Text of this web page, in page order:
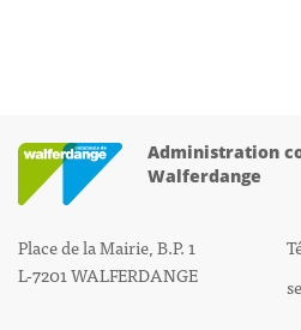
Administration
Walferdange
Place de la Mairie, B.P. 1
L-7201 WALFERDANGE